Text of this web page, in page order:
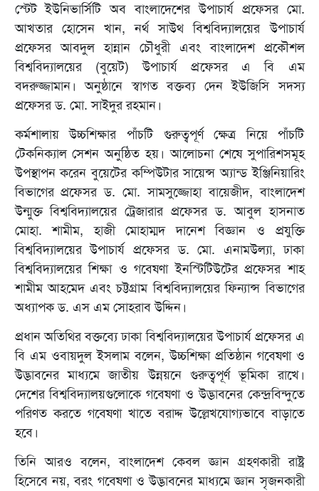
স্টেট ইউনিভার্সিটি অব বাংলাদেশের উপাচার্য প্রফেসর মো.
আখতার হোসেন খান, নর্থ সাউথ বিশ্ববিদ্যালয়ের উপাচার্য
প্রফেসর আবদুল হান্নান চৌধুরী এবং বাংলাদেশ প্রকৌশল
বিশ্ববিদ্যালয়ের (বুয়েট) উপাচার্য প্রফেসর এ বি এম
বদরুজ্জামান। অনুষ্ঠানে স্বাগত বক্তব্য দেন ইউজিসি সদস্য
প্রফেসর ড. মো. সাইদুর রহমান।
কর্মশালায় উচ্চশিক্ষার পাঁচটি গুরুত্বপূর্ণ ক্ষেত্র নিয়ে পাঁচটি
টেকনিক্যাল সেশন অনুষ্ঠিত হয়। আলোচনা শেষে সুপারিশসমূহ
উপস্থাপন করেন বুয়েটের কম্পিউটার সায়েন্স অ্যান্ড ইঞ্জিনিয়ারিং
বিভাগের প্রফেসর ড. মো. সামসুজ্জোহা বায়েজীদ, বাংলাদেশ
উন্মুক্ত বিশ্ববিদ্যালয়ের ট্রেজারার প্রফেসর ড. আবুল হাসনাত
মোহা. শামীম, হাজী মোহাম্মদ দানেশ বিজ্ঞান ও প্রযুক্তি
বিশ্ববিদ্যালয়ের উপাচার্য প্রফেসর ড. মো. এনামউল্যা, ঢাকা
বিশ্ববিদ্যালয়ের শিক্ষা ও গবেষণা ইনস্টিটিউটের প্রফেসর শাহ
শামীম আহমেদ এবং চট্টগ্রাম বিশ্ববিদ্যালয়ের ফিন্যান্স বিভাগের
অধ্যাপক ড. এস এম সোহরাব উদ্দিন।
প্রধান অতিথির বক্তব্যে ঢাকা বিশ্ববিদ্যালয়ের উপাচার্য প্রফেসর এ
বি এম ওবায়দুল ইসলাম বলেন, উচ্চশিক্ষা প্রতিষ্ঠান গবেষণা ও
উদ্ভাবনের মাধ্যমে জাতীয় উন্নয়নে গুরুত্বপূর্ণ ভূমিকা রাখে।
দেশের বিশ্ববিদ্যালয়গুলোকে গবেষণা ও উদ্ভাবনের কেন্দ্রবিন্দুতে
পরিণত করতে গবেষণা খাতে বরাদ্দ উল্লেখযোগ্যভাবে বাড়াতে
হবে।
তিনি আরও বলেন, বাংলাদেশ কেবল জ্ঞান গ্রহণকারী রাষ্ট্র
হিসেবে নয়, বরং গবেষণা ও উদ্ভাবনের মাধ্যমে জ্ঞান সৃজনকারী